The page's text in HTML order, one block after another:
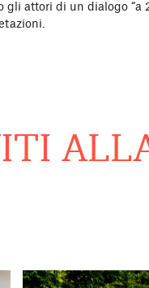
attori di un dialogo “a
ALLA